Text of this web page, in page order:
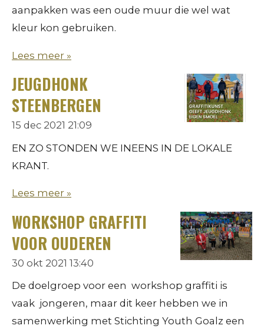
aanpakken was een oude muur die wel wat
kleur kon gebruiken.
Lees meer »
JEUGDHONK
STEENBERGEN
15 dec 2021 21:09
EN ZO STONDEN WE INEENS IN DE LOKALE
KRANT.
Lees meer »
WORKSHOP GRAFFITI
VOOR OUDEREN
30 okt 2021 13:40
De doelgroep voor een workshop graffiti is
vaak jongeren, maar dit keer hebben we in
samenwerking met Stichting Youth Goalz een